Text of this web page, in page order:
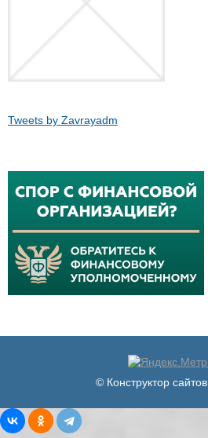
Tweets by Zavrayadm
© Конструктор сайтов